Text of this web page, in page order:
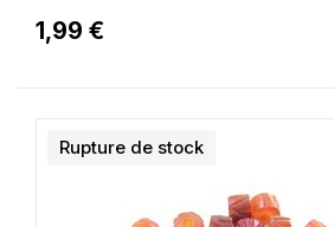
1,99 €
Rupture de stock